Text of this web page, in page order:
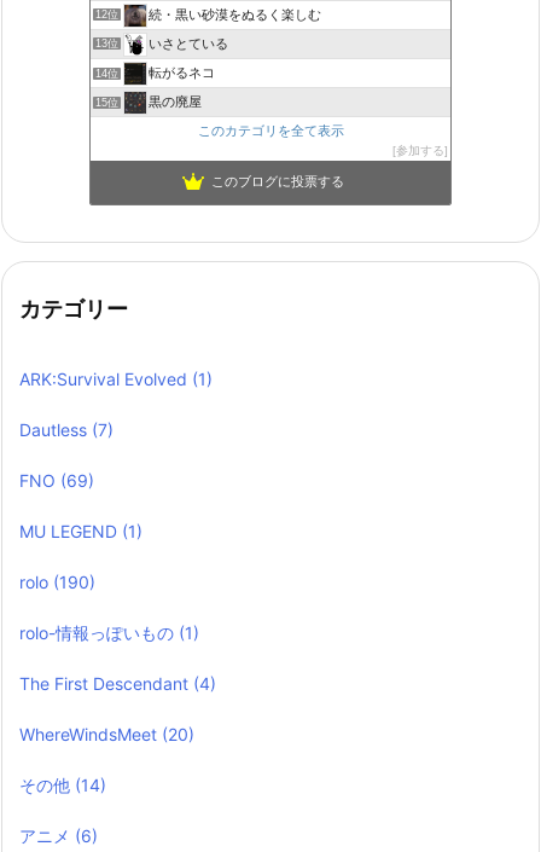
12位 続・黒い砂漠をぬるく楽しむ
13位 いさとている
14位 転がるネコ
15位
黒の廃屋
このカテゴリを全て表示
参加する
このブログに投票する
カテゴリー
ARK:Survival Evolved (1)
Dautless (7)
FNO (69)
MU LEGEND (1)
rolo (190)
rolo-情報っぽいもの (1)
The First Descendant (4)
WhereWindsMeet (20)
その他 (14)
アニメ (6)